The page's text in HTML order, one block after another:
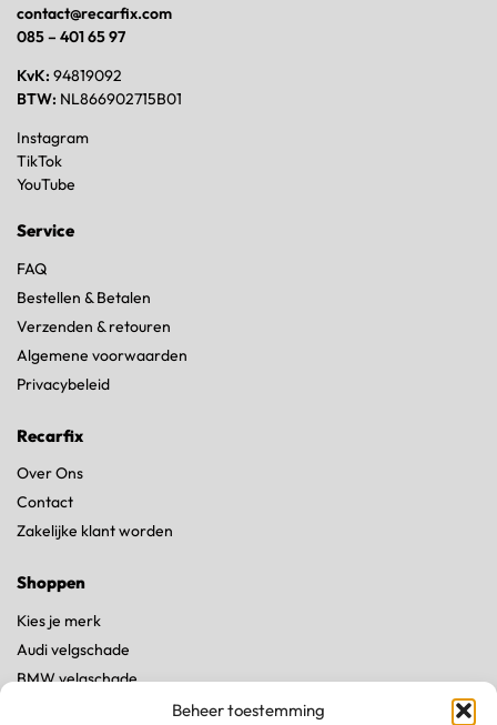
Beheer toestemming
contact@recarfix.com
085 – 401 65 97
KvK: 94819092
BTW: NL866902715B01
Instagram
TikTok
YouTube
Service
FAQ
Bestellen & Betalen
Verzenden & retouren
Algemene voorwaarden
Privacybeleid
Recarfix
Over Ons
Contact
Zakelijke klant worden
Shoppen
Kies je merk
Audi velgschade
BMW velgschade
Land Rover velgschade